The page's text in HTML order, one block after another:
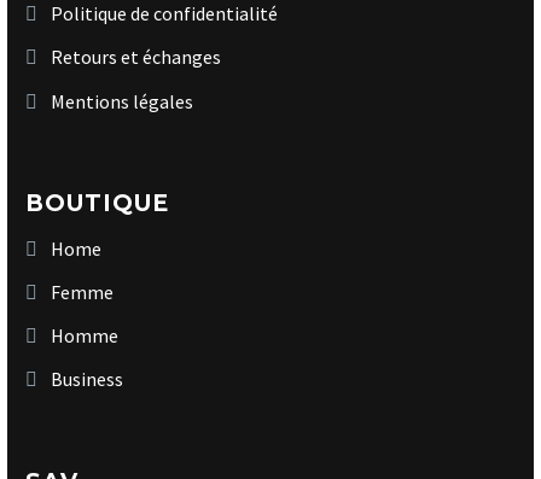
Politique de confidentialité
Retours et échanges
Mentions légales
BOUTIQUE
Home
Femme
Homme
Business